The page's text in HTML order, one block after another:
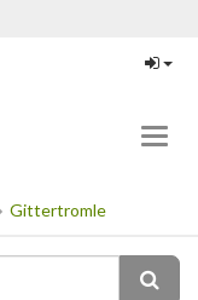
Gittertromle